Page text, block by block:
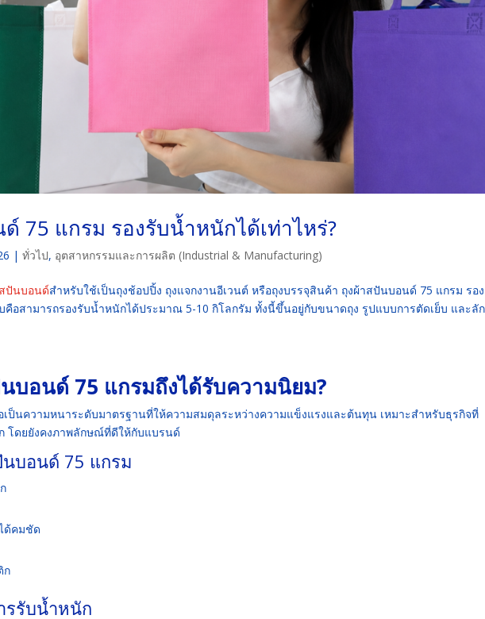
75 แกรม รองรับน้ำหนักได้เท่าไหร่?
| ทั่วไป, อุตสาหกรรมและการผลิต (Industrial & Manufacturing)
ปันบอนด์สำหรับใช้เป็นถุงช้อปปิ้ง ถุงแจกงานอีเวนต์ หรือถุงบรรจุสินค้า ถุงผ้าสปันบอนด์ 75 แกรม รอ
คือสามารถรองรับน้ำหนักได้ประมาณ 5-10 กิโลกรัม ทั้งนี้ขึ้นอยู่กับขนาดถุง รูปแบบการตัดเย็บ และลั
บอนด์ 75 แกรมถึงได้รับความนิยม?
ป็นความหนาระดับมาตรฐานที่ให้ความสมดุลระหว่างความแข็งแรงและต้นทุน เหมาะสำหรับธุรกิจที่
โดยยังคงภาพลักษณ์ที่ดีให้กับแบรนด์
บอนด์ 75 แกรม
ด้คมชัด
ก
รรับน้ำหนัก